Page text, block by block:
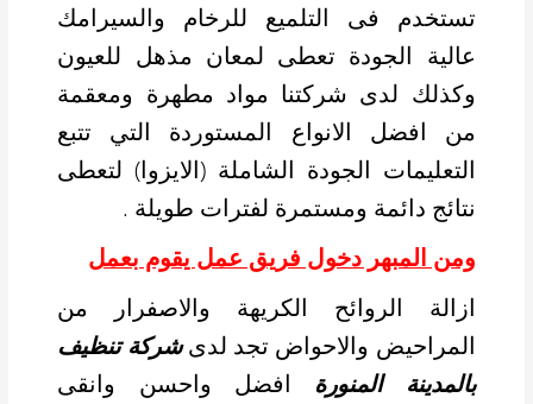
تستخدم فى التلميع للرخام والسيرامك
عالية الجودة تعطى لمعان مذهل للعيون
وكذلك لدى شركتنا مواد مطهرة ومعقمة
من افضل الانواع المستوردة التي تتبع
التعليمات الجودة الشاملة (الايزوا) لتعطى
نتائج دائمة ومستمرة لفترات طويلة .
ومن المبهر دخول فريق عمل يقوم بعمل
ازالة الروائح الكريهة والاصفرار من
المراحيض والاحواض تجد لدىشركة تنظيف
بالمدينة المنورة افضل واحسن وانقى